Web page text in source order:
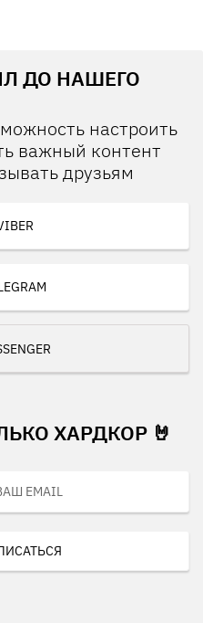
ДО НАШЕГО
настроить
важный контент
друзьям
ХАРДКОР 🤘